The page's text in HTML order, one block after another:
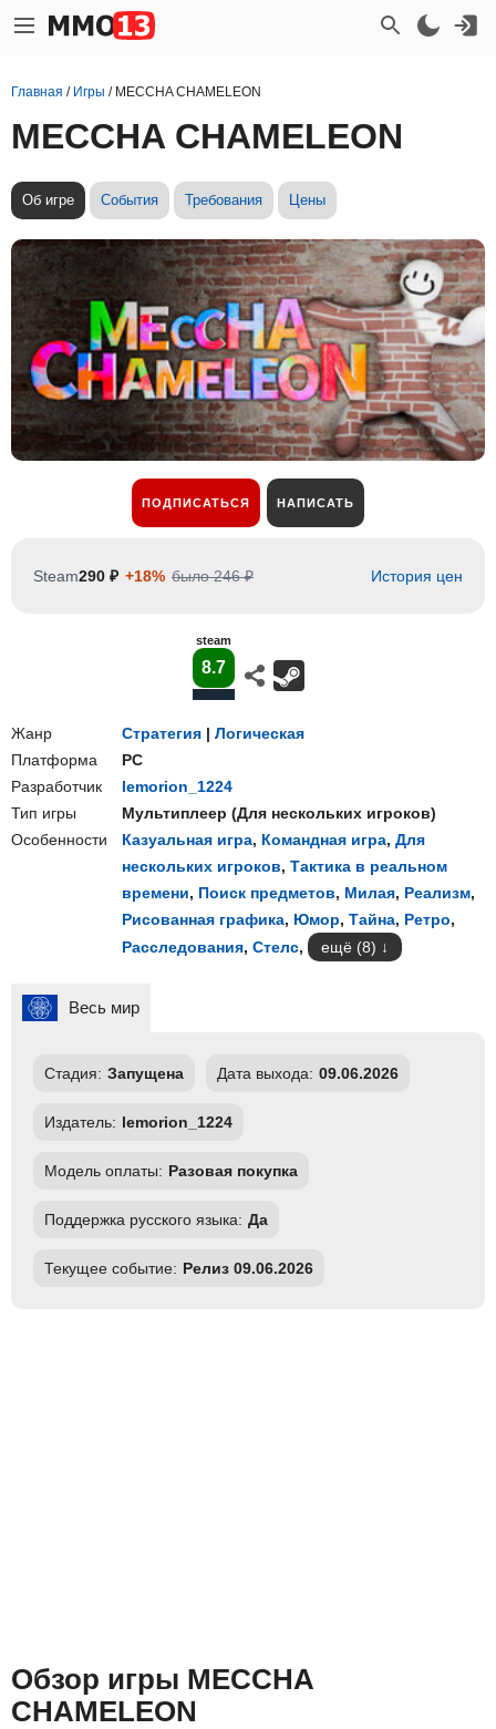
Главная / Игры / MECCHA CHAMELEON
MECCHA CHAMELEON
Об игре События Требования Цены
ПОДПИСАТЬСЯ НАПИСАТЬ
Steam290 ₽ +18% было 246 ₽ История цен
steam
8.7
Жанр Стратегия | Логическая
Платформа
PC
Разработчик
lemorion_1224
Тип игры
Мультиплеер (Для нескольких игроков)
Особенности
Казуальная игра, Командная игра, Для
нескольких игроков, Тактика в реальном
времени, Поиск предметов, Милая, Реализм,
Рисованная графика, Юмор, Тайна, Ретро,
Расследования, Стелс, ещё (8)
Весь мир
Стадия: Запущена Дата выхода: 09.06.2026
Издатель: lemorion_1224
Модель оплаты: Разовая покупка
Поддержка русского языка: Да
Текущее событие: Релиз 09.06.2026
Обзор игры MECCHA
CHAMELEON